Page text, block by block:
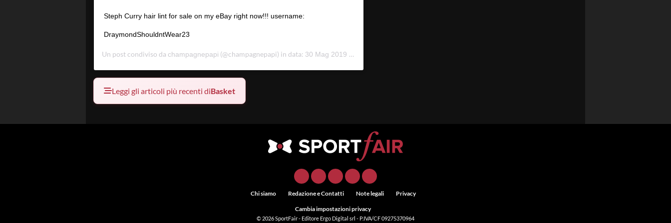
Steph Curry hair lint for sale on my eBay right now!!! username:
DraymondShouldntWear23
Un post condiviso da champagnepapi (@champagnepapi) in data: 30 Mag 2019 alle ore 9:03 PDT
Leggi gli articoli più recenti diBasket
Chi siamo Redazione e Contatti Note legali Privacy
Cambia impostazioni privacy
© 2026SportFair- Editore Ergo Digital srl - P.IVA/CF 09275370964